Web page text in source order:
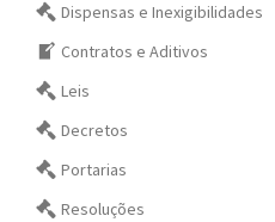
Dispensas e Inexigibilidades
Contratos e Aditivos
Leis
Decretos
Portarias
Resoluções